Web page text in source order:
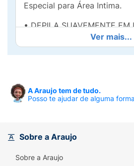
Especial para Área Intima.
• DEPILA SUAVEMENTE EM
PASSADA: Desliza
proporcionando uma
lubrificante com aloe vera
facilitando o processo de
• Três LAMINAS
para peles sensíveis,
Ver mais...
A Araujo tem de tudo.
Posso te ajudar de alguma
Sobre a Araujo
Sobre a Araujo